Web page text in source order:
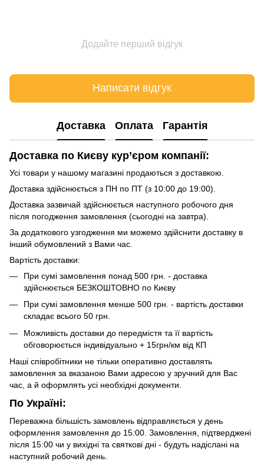
Додайте перший відгук
Написати відгук
Доставка Оплата Гарантія
Доставка по Києву кур’єром компанії:
Усі товари у нашому магазині продаються з доставкою.
Доставка здійснюється з ПН по ПТ (з 10:00 до 19:00).
Доставка зазвичай здійснюється наступного робочого дня
після погодження замовлення (сьогодні на завтра).
За додаткового узгодження ми можемо здійснити доставку в
інший обумовлений з Вами час.
Вартість доставки:
При сумі замовлення понад 500 грн. - доставка
здійснюється БЕЗКОШТОВНО по Києву
При сумі замовлення менше 500 грн. - вартість доставки
складає всього 50 грн.
Можливість доставки до передмістя та її вартість
обговорюється індивідуально + 15грн/км від КП
Наші співробітники не тільки оперативно доставлять
замовлення за вказаною Вами адресою у зручний для Вас
час, а й оформлять усі необхідні документи.
По Україні:
Переважна більшість замовлень відправляється у день
оформлення замовлення до 15:00. Замовлення, підтверджені
після 15:00 чи у вихідні та святкові дні - будуть надіслані на
наступний робочий день.